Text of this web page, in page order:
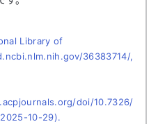
Library of
36383714/,
doi/10.7326/
10-29).